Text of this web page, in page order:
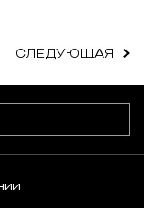
СЛЕДУЮЩАЯ